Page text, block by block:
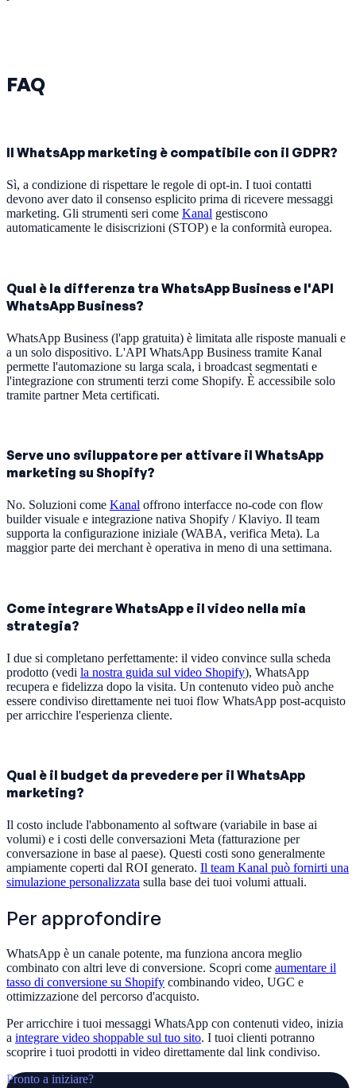
FAQ
Il WhatsApp marketing è compatibile con il GDPR?
Sì, a condizione di rispettare le regole di opt-in. I tuoi contatti
devono aver dato il consenso esplicito prima di ricevere messaggi
marketing. Gli strumenti seri come Kanal gestiscono
automaticamente le disiscrizioni (STOP) e la conformità europea.
Qual è la differenza tra WhatsApp Business e l'API
WhatsApp Business?
WhatsApp Business (l'app gratuita) è limitata alle risposte manuali e
a un solo dispositivo. L'API WhatsApp Business tramite Kanal
permette l'automazione su larga scala, i broadcast segmentati e
l'integrazione con strumenti terzi come Shopify. È accessibile solo
tramite partner Meta certificati.
Serve uno sviluppatore per attivare il WhatsApp
marketing su Shopify?
No. Soluzioni come Kanal offrono interfacce no-code con flow
builder visuale e integrazione nativa Shopify / Klaviyo. Il team
supporta la configurazione iniziale (WABA, verifica Meta). La
maggior parte dei merchant è operativa in meno di una settimana.
Come integrare WhatsApp e il video nella mia
strategia?
I due si completano perfettamente: il video convince sulla scheda
prodotto (vedi la nostra guida sul video Shopify), WhatsApp
recupera e fidelizza dopo la visita. Un contenuto video può anche
essere condiviso direttamente nei tuoi flow WhatsApp post-acquisto
per arricchire l'esperienza cliente.
Qual è il budget da prevedere per il WhatsApp
marketing?
Il costo include l'abbonamento al software (variabile in base ai
volumi) e i costi delle conversazioni Meta (fatturazione per
conversazione in base al paese). Questi costi sono generalmente
ampiamente coperti dal ROI generato. Il team Kanal può fornirti una
simulazione personalizzata sulla base dei tuoi volumi attuali.
Per approfondire
WhatsApp è un canale potente, ma funziona ancora meglio
combinato con altri leve di conversione. Scopri come aumentare il
tasso di conversione su Shopify combinando video, UGC e
ottimizzazione del percorso d'acquisto.
Per arricchire i tuoi messaggi WhatsApp con contenuti video, inizia
a integrare video shoppable sul tuo sito. I tuoi clienti potranno
scoprire i tuoi prodotti in video direttamente dal link condiviso.
Pronto a iniziare?